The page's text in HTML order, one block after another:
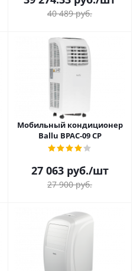
40 489руб.
Мобильный кондиционер
Ballu BPAC-09 СP
27 063руб./шт
27 900руб.